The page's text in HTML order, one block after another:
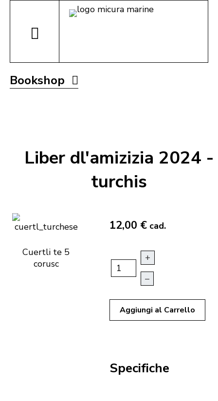
Bookshop
Liber dl'amizizia 2024 -
turchis
Cuertli te 5
corusc
12,00 € cad.
+
–
Aggiungi al Carrello
Specifiche